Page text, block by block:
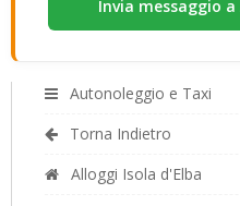
Autonoleggio e Taxi
Torna Indietro
Alloggi Isola d'Elba